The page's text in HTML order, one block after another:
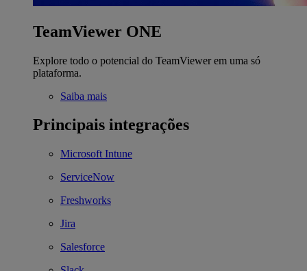
TeamViewer ONE
Explore todo o potencial do TeamViewer em uma só
plataforma.
Saiba mais
Principais integrações
Microsoft Intune
ServiceNow
Freshworks
Jira
Salesforce